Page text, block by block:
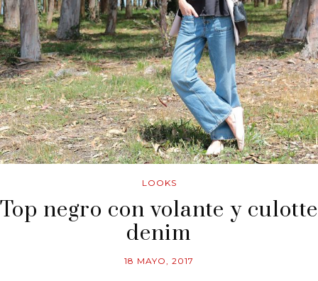
LOOKS
Top negro con volante y culotte
denim
18 MAYO, 2017